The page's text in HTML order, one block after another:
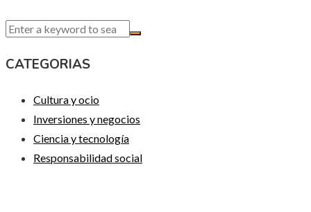
CATEGORIAS
Cultura y ocio
Inversiones y negocios
Ciencia y tecnología
Responsabilidad social